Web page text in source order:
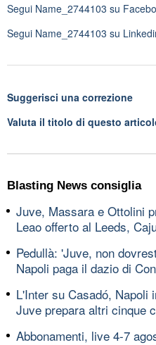
Segui Name_2744103 su
Segui Name_2744103 su
Suggerisci una correzione
Valuta il titolo di questo
Blasting News consiglia
Juve, Massara e Ottolini
Leao offerto al Leeds,
Pedullà: 'Juve, non
Napoli paga il dazio di
L'Inter su Casadó, Napoli
Juve prepara altri cinque
Abbonamenti, live 4-7